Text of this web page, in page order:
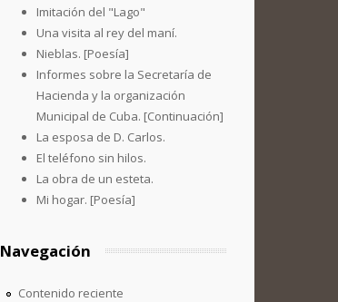
Imitación del "Lago"
Una visita al rey del maní.
Nieblas. [Poesía]
Informes sobre la Secretaría de
Hacienda y la organización
Municipal de Cuba. [Continuación]
La esposa de D. Carlos.
El teléfono sin hilos.
La obra de un esteta.
Mi hogar. [Poesía]
Navegación
Contenido reciente